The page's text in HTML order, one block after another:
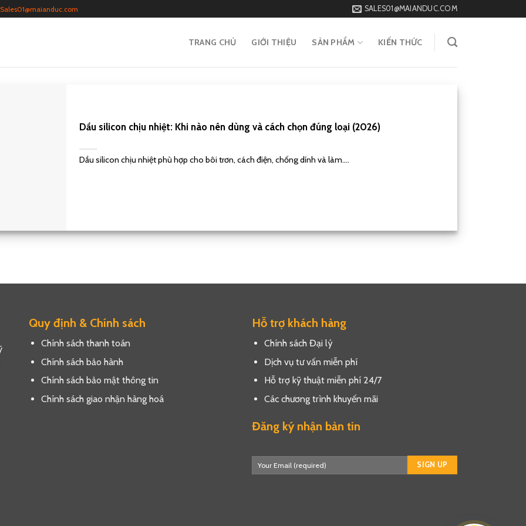
Sales01@maianduc.com SALES01@MAIANDUC.COM
TRANG CHỦ GIỚI THIỆU SẢN PHẨM KIẾN THỨC
Dầu silicon chịu nhiệt: Khi nào nên dùng và cách chọn đúng loại (2026)
Dầu silicon chịu nhiệt phù hợp cho bôi trơn, cách điện, chống dính và làm....
Quy định & Chính sách
Chính sách thanh toán
Chính sách bảo hành
Chính sách bảo mật thông tin
Chính sách giao nhận hàng hoá
Hỗ trợ khách hàng
Chính sách Đại lý
Dịch vụ tư vấn miễn phí
Hỗ trợ kỹ thuật miễn phí 24/7
Các chương trình khuyến mãi
Đăng ký nhận bản tin